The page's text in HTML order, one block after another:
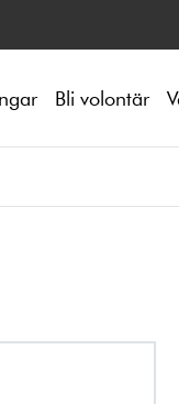
Bli volontär